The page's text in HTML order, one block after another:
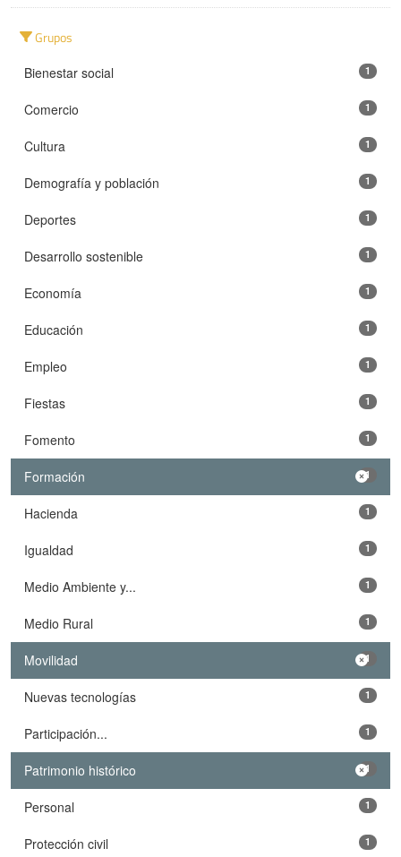
Grupos
Bienestar social 1
Comercio 1
Cultura 1
Demografía y población 1
Deportes 1
Desarrollo sostenible 1
Economía 1
Educación 1
Empleo 1
Fiestas 1
Fomento 1
Formación 1
Hacienda 1
Igualdad 1
Medio Ambiente y... 1
Medio Rural 1
Movilidad 1
Nuevas tecnologías 1
Participación... 1
Patrimonio histórico 1
Personal 1
Protección civil 1